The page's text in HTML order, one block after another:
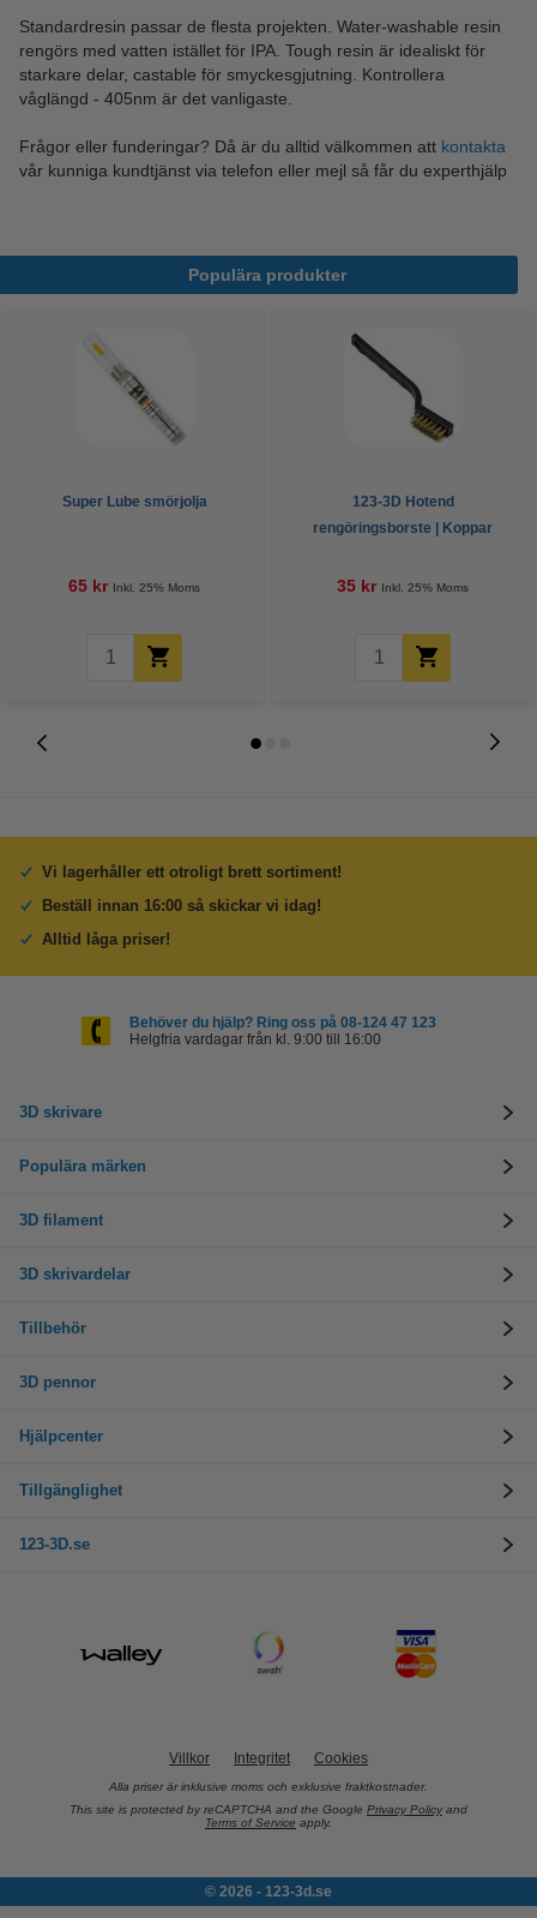
Standardresin passar de flesta projekten. Water-washable resin
rengörs med vatten istället för IPA. Tough resin är idealiskt för
starkare delar, castable för smyckesgjutning. Kontrollera
våglängd - 405nm är det vanligaste.
Frågor eller funderingar? Då är du alltid välkommen att kontakta
vår kunniga kundtjänst via telefon eller mejl så får du experthjälp
Populära produkter
Super Lube smörjolja
65 kr Inkl. 25% Moms
123-3D Hotend
rengöringsborste | Koppar
35 kr Inkl. 25% Moms
Vi lagerhåller ett otroligt brett sortiment!
Beställ innan 16:00 så skickar vi idag!
Alltid låga priser!
Behöver du hjälp? Ring oss på 08-124 47 123
Helgfria vardagar från kl. 9:00 till 16:00
3D skrivare
Populära märken
3D filament
3D skrivardelar
Tillbehör
3D pennor
Hjälpcenter
Tillgänglighet
123-3D.se
Villkor Integritet Cookies
Alla priser är inklusive moms och exklusive fraktkostnader.
This site is protected by reCAPTCHA and the Google Privacy Policy and
Terms of Service apply.
© 2026 - 123-3d.se